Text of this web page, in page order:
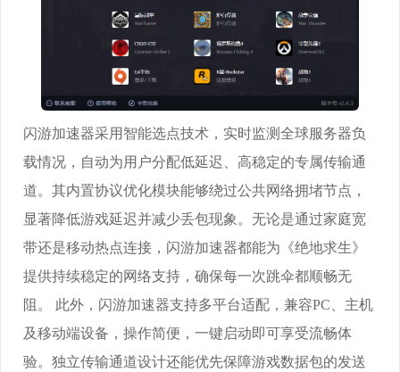
闪游加速器采用智能选点技术，实时监测全球服务器负
载情况，自动为用户分配低延迟、高稳定的专属传输通
道。其内置协议优化模块能够绕过公共网络拥堵节点，
显著降低游戏延迟并减少丢包现象。无论是通过家庭宽
带还是移动热点连接，闪游加速器都能为《绝地求生》
提供持续稳定的网络支持，确保每一次跳伞都顺畅无
阻。 此外，闪游加速器支持多平台适配，兼容PC、主机
及移动端设备，操作简便，一键启动即可享受流畅体
验。独立传输通道设计还能优先保障游戏数据包的发送